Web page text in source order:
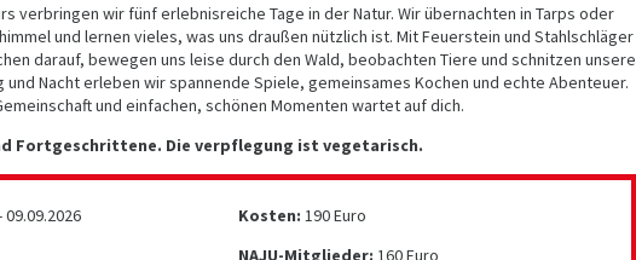
verbringen wir fünf erlebnisreiche Tage in der Natur. Wir übernachten in Tarps oder
und lernen vieles, was uns draußen nützlich ist. Mit Feuerstein und Stahlschläger
darauf, bewegen uns leise durch den Wald, beobachten Tiere und schnitzen unsere
und Nacht erleben wir spannende Spiele, gemeinsames Kochen und echte Abenteuer.
und einfachen, schönen Momenten wartet auf dich.
Fortgeschrittene. Die verpflegung ist vegetarisch.
09.09.2026
Kosten: 190 Euro
NAJU-Mitglieder: 160 Euro